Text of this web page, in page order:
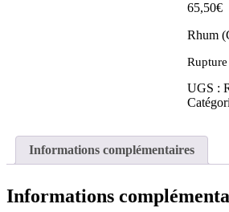
65,50€
Rhum
UGS :
Informations complémentaires
Informations